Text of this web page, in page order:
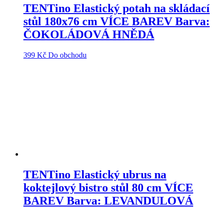
TENTino Elastický potah na skládací
stůl 180x76 cm VÍCE BAREV Barva:
ČOKOLÁDOVÁ HNĚDÁ
399 Kč Do obchodu
TENTino Elastický ubrus na
koktejlový bistro stůl 80 cm VÍCE
BAREV Barva: LEVANDULOVÁ